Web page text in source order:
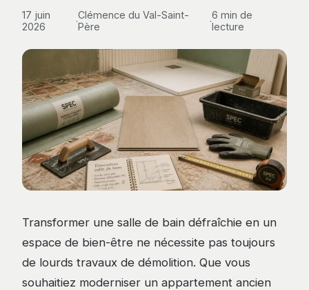
17 juin
2026
·Clémence du Val-Saint-
Père
·6 min de
lecture
Transformer une salle de bain défraîchie en un
espace de bien-être ne nécessite pas toujours
de lourds travaux de démolition. Que vous
souhaitiez moderniser un appartement ancien